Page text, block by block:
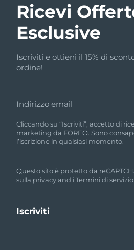
Ricevi
Esclusive
Iscriviti e ottieni il 15% di
ordine!
Indirizzo email
Cliccando su “Iscriviti”, accetto di
marketing da FOREO. Sono
l’iscrizione in qualsiasi momento.
Questo sito è protetto da
sulla privacyand i Termini di servizio